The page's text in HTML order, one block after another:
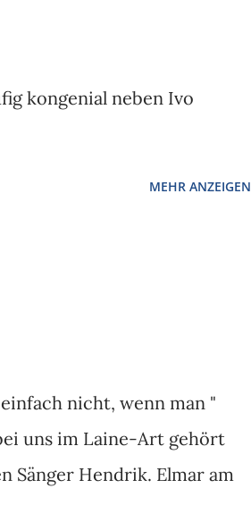
kongenial neben Ivo
MEHR ANZEIGEN
nicht, wenn man "
uns im Laine-Art gehört
Sänger Hendrik. Elmar am